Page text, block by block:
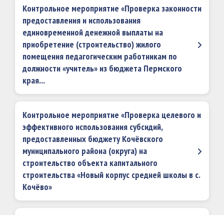
Контрольное мероприятие «Проверка законности
предоставления и использования
единовременной денежной выплаты на
приобретение (строительство) жилого
помещения педагогическим работникам по
должности «учитель» из бюджета Пермского
края...
Контрольное мероприятие «Проверка целевого и
эффективного использования субсидий,
предоставленных бюджету Кочёвского
муниципального района (округа) на
строительство объекта капитального
строительства «Новый корпус средней школы в с.
Кочёво»